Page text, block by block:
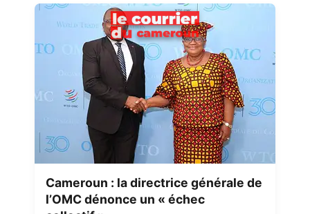
Cameroun : la directrice générale de
l’OMC dénonce un « échec